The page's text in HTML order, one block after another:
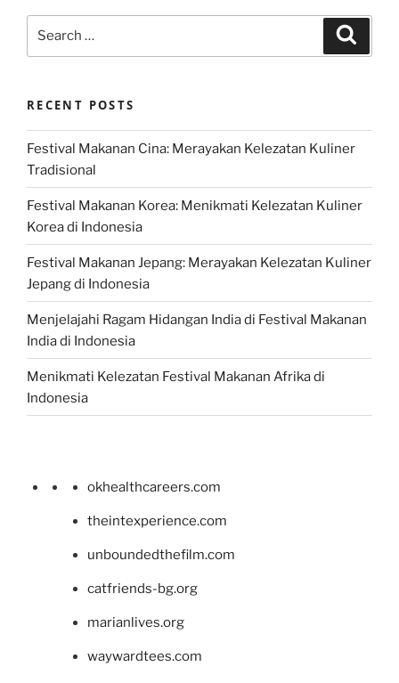
RECENT POSTS
Festival Makanan Cina: Merayakan Kelezatan Kuliner
Tradisional
Festival Makanan Korea: Menikmati Kelezatan Kuliner
Korea di Indonesia
Festival Makanan Jepang: Merayakan Kelezatan Kuliner
Jepang di Indonesia
Menjelajahi Ragam Hidangan India di Festival Makanan
India di Indonesia
Menikmati Kelezatan Festival Makanan Afrika di
Indonesia
okhealthcareers.com
theintexperience.com
unboundedthefilm.com
catfriends-bg.org
marianlives.org
waywardtees.com